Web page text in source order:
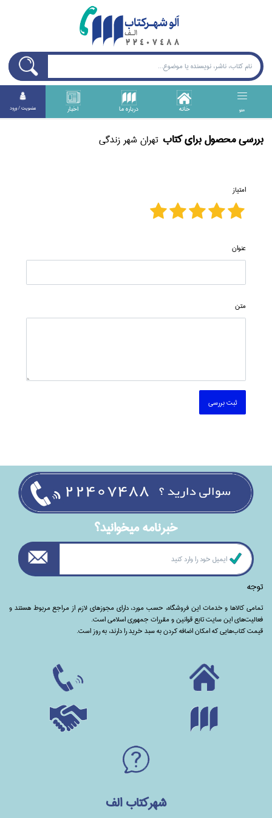
منو خانه درباره ما اخبار عضويت / ورود
بررسی محصول برای كتاب تهران شهر زندگي
امتیاز
عنوان
متن
ثبت بررسی
خبرنامه ميخوانيد؟
توجه
تمامی‌ کالاها و خدمات این فروشگاه، حسب مورد،‌ دارای مجوزهای لازم از مراجع مربوط هستند ‌و‌‌
فعالیت‌های این سایت تابع قوانین و مقررات جمهوری اسلامی است.
قیمت کتاب‌هایی که امکان اضافه کردن به سبد خرید را دارند،‌ به روز است.
شهرکتاب الف